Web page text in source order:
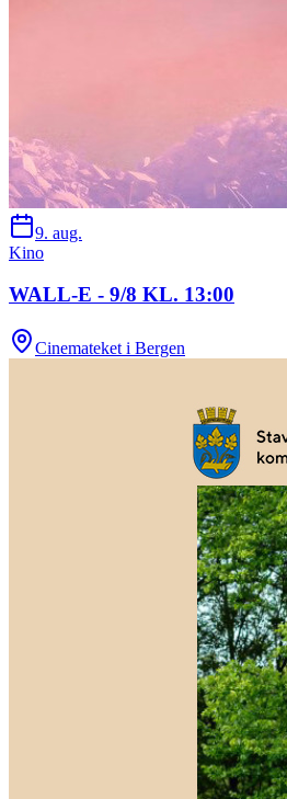
9. aug.
Kino
WALL-E - 9/8 KL. 13:00
Cinemateket i Bergen